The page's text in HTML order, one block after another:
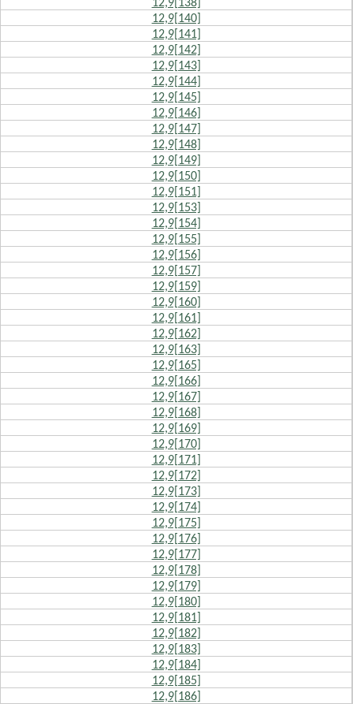
12,9[140]
12,9[141]
12,9[142]
12,9[143]
12,9[144]
12,9[145]
12,9[146]
12,9[147]
12,9[148]
12,9[149]
12,9[150]
12,9[151]
12,9[153]
12,9[154]
12,9[155]
12,9[156]
12,9[157]
12,9[159]
12,9[160]
12,9[161]
12,9[162]
12,9[163]
12,9[165]
12,9[166]
12,9[167]
12,9[168]
12,9[169]
12,9[170]
12,9[171]
12,9[172]
12,9[173]
12,9[174]
12,9[175]
12,9[176]
12,9[177]
12,9[178]
12,9[179]
12,9[180]
12,9[181]
12,9[182]
12,9[183]
12,9[184]
12,9[185]
12,9[186]